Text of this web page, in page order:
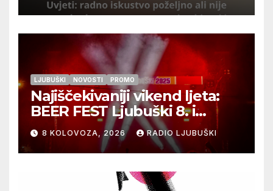
LJUBUŠKI NOVOSTI PROMO
Najiščekivaniji vikend ljeta:
BEER FEST Ljubuški 8. i
9.kolovoza
8 KOLOVOZA, 2026 RADIO LJUBUŠKI